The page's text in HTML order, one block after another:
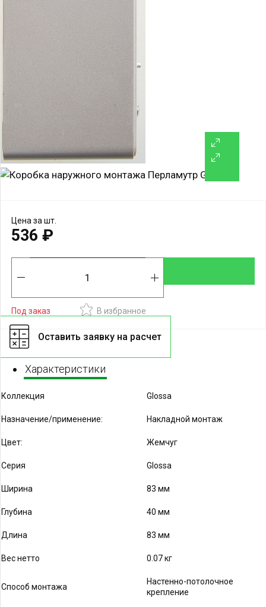
Интернет и телефон
Выводы кабеля и заглушки
Накладной монтаж
Блоки в сборе
Датчики движения
Выключатели для жалюзи
Звонки и прочее
По коллекциям
ArtGallery
AtlasDesign Profi54
Blanca
Цена за шт.
536 ₽
Под заказ В избранное
Оставить заявку на расчет
Характеристики
Коллекция Glossa
Назначение/применение: Накладной монтаж
Цвет: Жемчуг
Серия Glossa
Ширина 83 мм
Глубина 40 мм
Длина 83 мм
Вес нетто 0.07 кг
Способ монтажа
Настенно-потолочное
крепление